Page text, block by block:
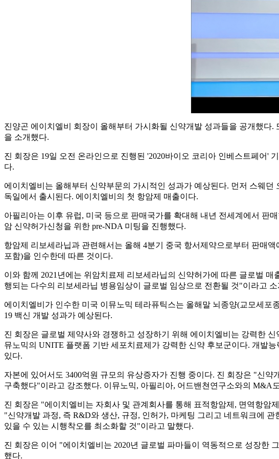
진양곤 에이치엘비 회장이 올해부터 가시화될 신약개발 성과들을 공개했
을 소개했다.
진 회장은 19일 오전 온라인으로 진행된 '2020바이오 코리아 인베스트페어'
다.
에이치엘비는 올해부터 신약부문의 가시적인 성과가 예상된다. 먼저 스웨던
독일에서 출시된다. 에이치엘비의 첫 항암제 매출이다.
아필리아는 이후 유럽, 미국 등으로 판매국가를 확대해 내년 전세계에서 판
암 신약허가신청을 위한 pre-NDA 미팅을 진행했다.
항암제 리보세라닙과 관련해서는 올해 4분기 중국 항서제약으로부터 판매
포함)을 인수한데 따른 것이다.
이와 함께 2021년에는 위암치료제 리보세라닙의 신약허가에 따른 글로벌
행되는 다수의 리보세라닙 병용임상이 글로벌 임상으로 전환될 것"이라고 소
에이치엘비가 인수한 미국 이뮤노믹 테라퓨틱스는 올해말 뇌종양(교모세
19 백신 개발 성과가 예상된다.
진 회장은 글로벌 제약사와 경쟁하고 성장하기 위해 에이치엘비는 강력한
뮤노믹의 UNITE 플랫폼 기반 세포치료제가 강력한 신약 후보군이다. 개발
있다.
자본에 있어서도 3400억원 규모의 유상증자가 진행 중이다. 진 회장은 "신
구축했다"이라고 강조했다. 이뮤노믹, 아필리아, 어드밴쳔연구소와의 M&A
진 회장은 "에이치엘비는 자회사 및 관계회사를 통해 표적항암제, 면역항암
"신약개발 과정, 즉 R&D와 생산, 규정, 인허가, 마케팅 그리고 네트워크에
있을 수 있는 시행착오를 최소화할 것"이라고 말했다.
진 회장은 이어 "에이치엘비는 2020년 글로벌 파마들이 역동적으로 성장한
했다.